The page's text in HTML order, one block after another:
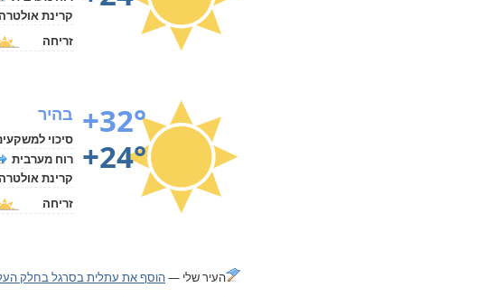
קרינת
זריחה
+32°
+24°
בהיר
סיכוי למשקעים
רוח מערבית
קרינת
זריחה
העיר שלי —הוסף את עתלית בסרגל בחלק